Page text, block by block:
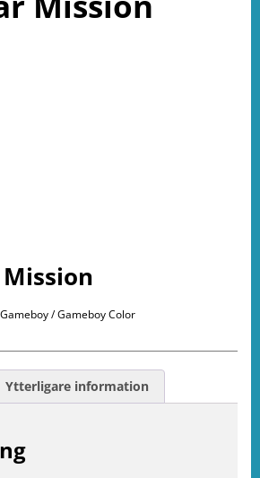
Mission
Gameboy / Gameboy Color
Ytterligare information